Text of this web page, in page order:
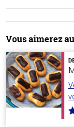
Vous aimerez